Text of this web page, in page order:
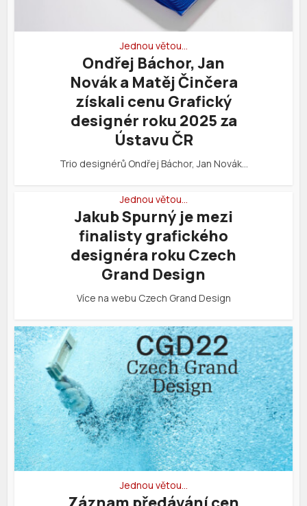
Jednou větou…
Ondřej Báchor, Jan
Novák a Matěj Činčera
získali cenu Grafický
designér roku 2025 za
Ústavu ČR
Trio designérů Ondřej Báchor, Jan Novák…
Jednou větou…
Jakub Spurný je mezi
finalisty grafického
designéra roku Czech
Grand Design
Více na webu Czech Grand Design
Jednou větou…